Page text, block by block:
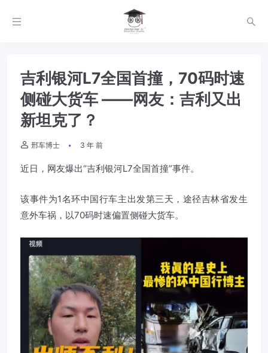
吉利银河L7全国首撞，70码时速
侧碰大货车 ——网友：吉利又出
新坦克了？
邢车博士 3 年 前
近日，网友爆出“吉利银河L7全国首撞”事件。
该事件为1名环中国行车主出发第三天，途径吉林省发生
意外车祸，以70码时速偏置侧碰大货车。